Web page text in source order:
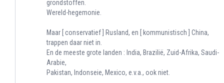
grondstoffen.
Wereld-hegemonie.
Maar [ conservatief ] Rusland, en [ kommunistisch ] China,
trappen daar niet in.
En de meeste grote landen : India, Brazilië, Zuid-Afrika, Saudi-
Arabie,
Pakistan, Indonseie, Mexico, e.v.a., ook niet.